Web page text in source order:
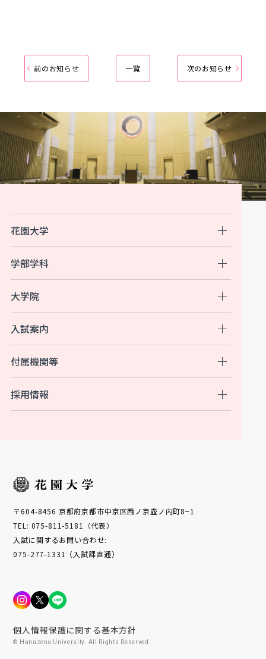
前のお知らせ 一覧 次のお知らせ
花園大学
入試案内
付属機関等
学部学科
大学院
採用情報
〒604-8456 京都府京都市中京区西ノ京壺ノ内町8−1
TEL: 075-811-5181（代表）
入試に関するお問い合わせ:
075-277-1331（入試課直通）
個人情報保護に関する基本方針
© Hanazono University. All Rights Reserved.